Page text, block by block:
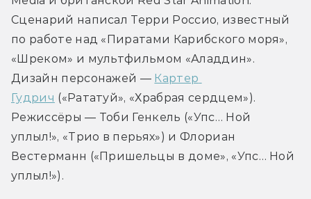
Сценарий написал Терри Россио, известный
по работе над «Пиратами Карибского моря»,
«Шреком» и мультфильмом «Аладдин».
Дизайн персонажей — Картер
Гудрич («Рататуй», «Храбрая сердцем»).
Режиссёры — Тоби Генкель («Упс… Ной
уплыл!», «Трио в перьях») и Флориан
Вестерманн («Пришельцы в доме», «Упс… Ной
уплыл!»).